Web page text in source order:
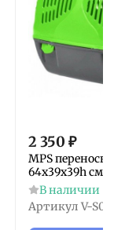
2 350 ₽
MPS переноска
64х39х39h см
В наличии
Артикул V-